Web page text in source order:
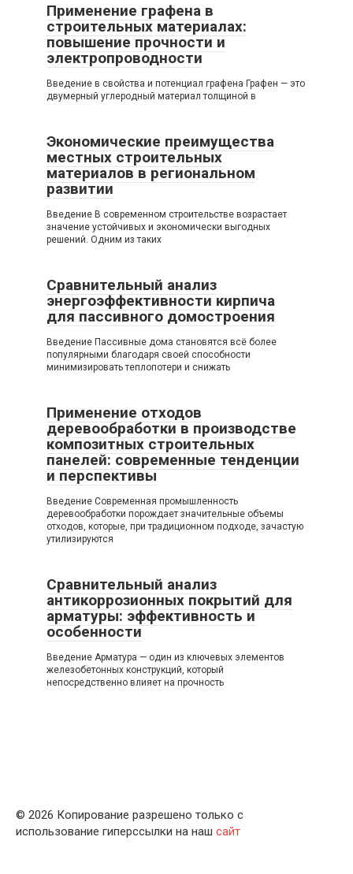
Применение графена в
строительных материалах:
повышение прочности и
электропроводности
Введение в свойства и потенциал графена Графен — это
двумерный углеродный материал толщиной в
Экономические преимущества
местных строительных
материалов в региональном
развитии
Введение В современном строительстве возрастает
значение устойчивых и экономически выгодных
решений. Одним из таких
Сравнительный анализ
энергоэффективности кирпича
для пассивного домостроения
Введение Пассивные дома становятся всё более
популярными благодаря своей способности
минимизировать теплопотери и снижать
Применение отходов
деревообработки в производстве
композитных строительных
панелей: современные тенденции
и перспективы
Введение Современная промышленность
деревообработки порождает значительные объемы
отходов, которые, при традиционном подходе, зачастую
утилизируются
Сравнительный анализ
антикоррозионных покрытий для
арматуры: эффективность и
особенности
Введение Арматура — один из ключевых элементов
железобетонных конструкций, который
непосредственно влияет на прочность
© 2026 Копирование разрешено только с
использование гиперссылки на наш сайт